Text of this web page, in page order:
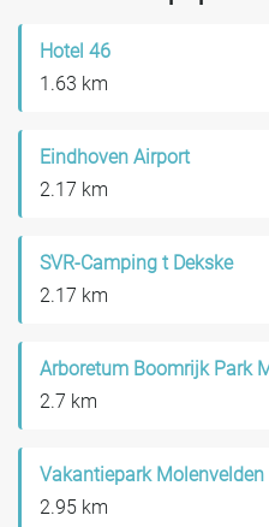
Hotel 46
1.63 km
Eindhoven Airport
2.17 km
SVR-Camping t Dekske
2.17 km
Arboretum Boomrijk Park
2.7 km
Vakantiepark Molenvelden
2.95 km